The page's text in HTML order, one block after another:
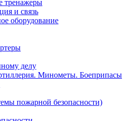
тренажеры
и связь
оборудование
делу
Минометы. Боеприпасы
пожарной безопасности)